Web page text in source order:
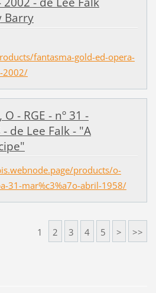
Barry
fantasma-gold-ed-opera-
2002/
O - RGE - nº 31 -
de Lee Falk - "A
products/o-
31-mar%c3%a7o-abril-1958/
1 2 3 4 5 > >>